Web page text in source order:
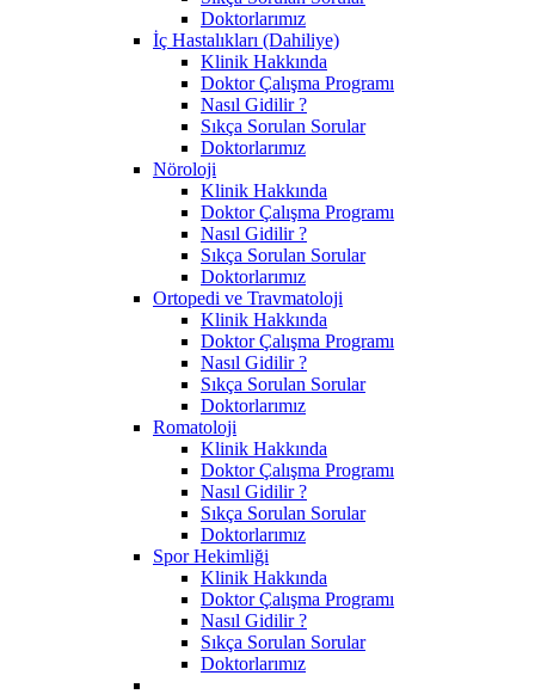
Doktorlarımız
İç Hastalıkları (Dahiliye)
Klinik Hakkında
Doktor Çalışma Programı
Nasıl Gidilir ?
Sıkça Sorulan Sorular
Doktorlarımız
Nöroloji
Klinik Hakkında
Doktor Çalışma Programı
Nasıl Gidilir ?
Sıkça Sorulan Sorular
Doktorlarımız
Ortopedi ve Travmatoloji
Klinik Hakkında
Doktor Çalışma Programı
Nasıl Gidilir ?
Sıkça Sorulan Sorular
Doktorlarımız
Romatoloji
Klinik Hakkında
Doktor Çalışma Programı
Nasıl Gidilir ?
Sıkça Sorulan Sorular
Doktorlarımız
Spor Hekimliği
Klinik Hakkında
Doktor Çalışma Programı
Nasıl Gidilir ?
Sıkça Sorulan Sorular
Doktorlarımız